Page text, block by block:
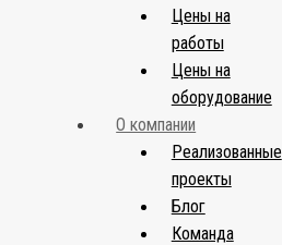
Цены на
работы
Цены на
оборудование
О компании
Реализованные
проекты
Блог
Команда